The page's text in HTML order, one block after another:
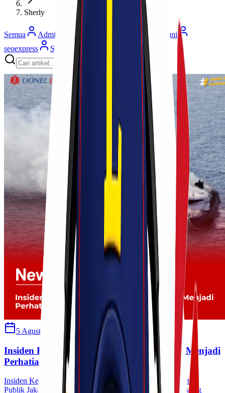
Sherly
Semua Admin Lionel
Habibah Auni
seoexpress
Sherly
5 Agustus 2026
Insiden Kebakaran KM Mutiara Sentosa II Menjadi
Perhatian Publik
Insiden Kebakaran KM Mutiara Sentosa II Menjadi Perhatian
Publik Jakarta Insiden kebakaran KM Mutiara Sentosa II yang